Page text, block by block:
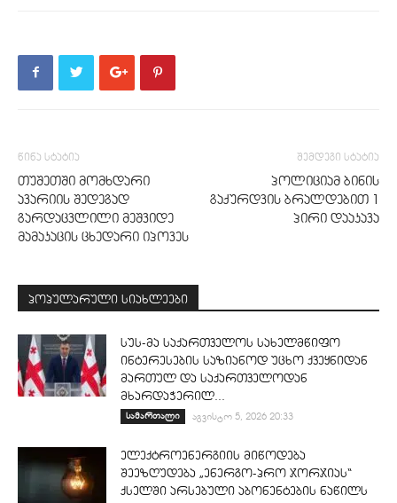
წინა სტატია
თუშეთში მომხდარი
ავარიის შედეგად
გარდაცვლილი მეშვიდე
მამაკაცის ცხედარი იპოვეს
შემდეგი სტატია
პოლიციამ ბინის
გაქურდვის ბრალდებით 1
პირი დააკავა
პოპულარული სიახლეები
სუს-მა საქართველოს სახელმწიფო
ინტერესების საზიანოდ უცხო ქვეყნიდან
მართულ და საქართველოდან
მხარდაჭერილ...
სამართალი აგვისტო 5, 2026 20:33
ელექტროენერგიის მიწოდება
შეეზღუდება „ენერგო-პრო ჯორჯიას“
ქსელში არსებული აბონენტების ნაწილს